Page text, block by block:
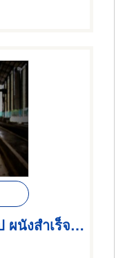
แผ่นพื้นคอนกรีตสำเร็จรูป ผนังสำเร็จรูป ผลิตภัณฑ์คอนกรีต